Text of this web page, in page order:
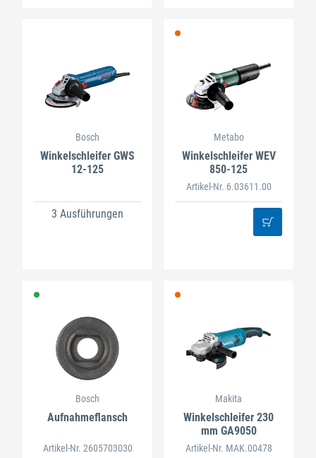
Bosch
Winkelschleifer GWS
12-125
3 Ausführungen
Metabo
Winkelschleifer WEV
850-125
Artikel-Nr. 6.03611.00
Bosch
Aufnahmeflansch
Artikel-Nr. 2605703030
Makita
Winkelschleifer 230
mm GA9050
Artikel-Nr. MAK.00478